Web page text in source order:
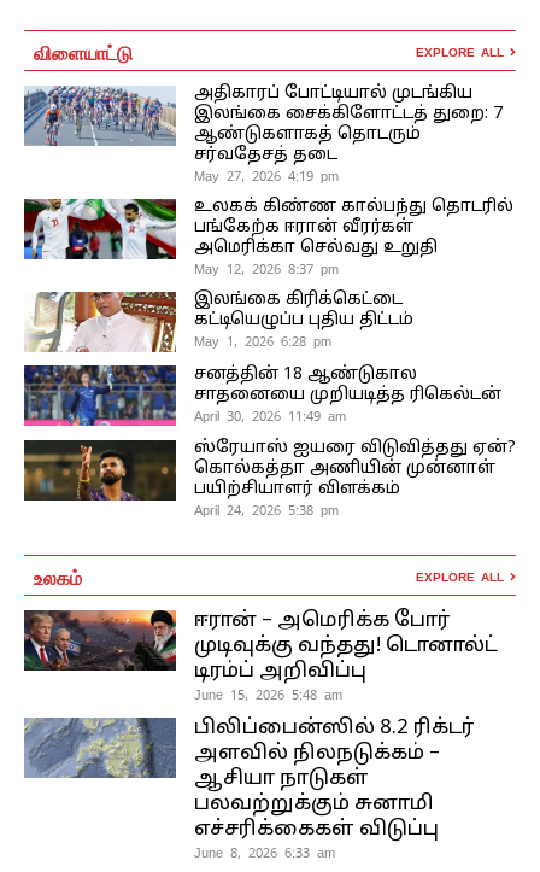
விளையாட்டு EXPLORE ALL
அதிகாரப் போட்டியால் முடங்கிய
இலங்கை சைக்கிளோட்டத் துறை: 7
ஆண்டுகளாகத் தொடரும்
சர்வதேசத் தடை
May 27, 2026 4:19 pm
உலகக் கிண்ண கால்பந்து தொடரில்
பங்கேற்க ஈரான் வீரர்கள்
அமெரிக்கா செல்வது உறுதி
May 12, 2026 8:37 pm
இலங்கை கிரிக்கெட்டை
கட்டியெழுப்ப புதிய திட்டம்
May 1, 2026 6:28 pm
சனத்தின் 18 ஆண்டுகால
சாதனையை முறியடித்த ரிகெல்டன்
April 30, 2026 11:49 am
ஸ்ரேயாஸ் ஐயரை விடுவித்தது ஏன்?
கொல்கத்தா அணியின் முன்னாள்
பயிற்சியாளர் விளக்கம்
April 24, 2026 5:38 pm
உலகம் EXPLORE ALL
ஈரான் – அமெரிக்க போர்
முடிவுக்கு வந்தது! டொனால்ட்
டிரம்ப் அறிவிப்பு
June 15, 2026 5:48 am
பிலிப்பைன்ஸில் 8.2 ரிக்டர்
அளவில் நிலநடுக்கம் –
ஆசியா நாடுகள்
பலவற்றுக்கும் சுனாமி
எச்சரிக்கைகள் விடுப்பு
June 8, 2026 6:33 am